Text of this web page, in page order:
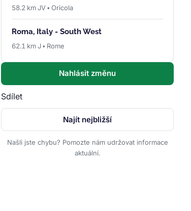
58.2 km JV • Oricola
Roma, Italy - South West
62.1 km J • Rome
Nahlásit změnu
Sdílet
Najít nejbližší
Našli jste chybu? Pomozte nám udržovat informace
aktuální.